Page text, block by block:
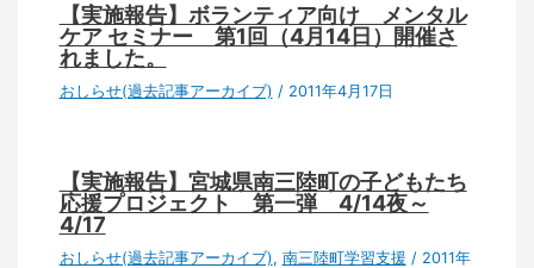
【実施報告】ボランティア向け メンタル
ケア セミナー 第1回（4月14日）開催さ
れました。
おしらせ(過去記事アーカイブ) / 2011年4月17日
【実施報告】宮城県南三陸町の子どもたち
応援プロジェクト 第一弾 4/14夜～
4/17
おしらせ(過去記事アーカイブ), 南三陸町学習支援 / 2011年